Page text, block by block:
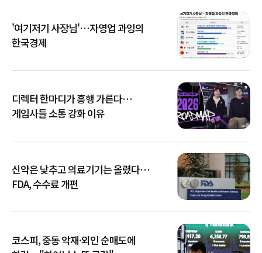
'여기저기 사장님'…자영업 과잉의
한국경제
디렉터 한마디가 흥행 가른다…
게임사들 소통 강화 이유
신약은 낮추고 의료기기는 올렸다…
FDA, 수수료 개편
코스피, 중동 악재·외인 순매도에